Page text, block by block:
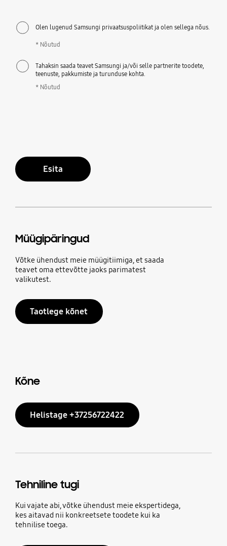
Olen lugenud Samsungi privaatsuspoliitikat ja olen sellega nõus.
* Nõutud
Tahaksin saada teavet Samsungi ja/või selle partnerite toodete,
teenuste, pakkumiste ja turunduse kohta.
* Nõutud
Esita
Müügipäringud
Võtke ühendust meie müügitiimiga, et saada
teavet oma ettevõtte jaoks parimatest
valikutest.
Taotlege kõnet
Kõne
Helistage +37256722422
Tehniline tugi
Kui vajate abi, võtke ühendust meie ekspertidega,
kes aitavad nii konkreetsete toodete kui ka
tehnilise toega.